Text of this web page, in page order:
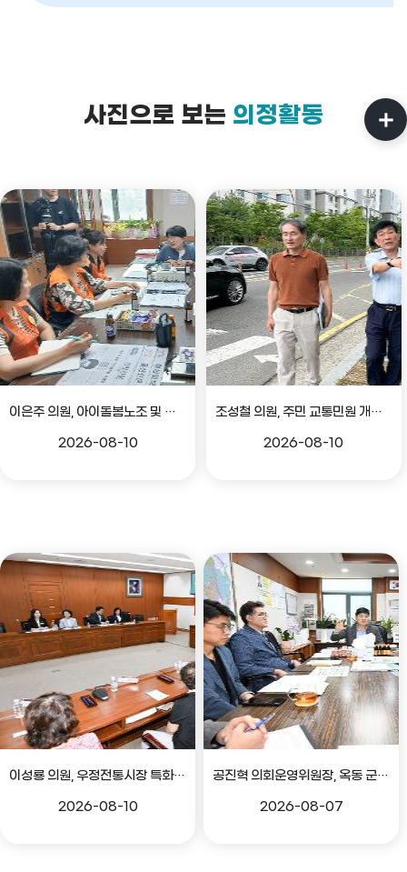
사진으로 보는 의정활동
이은주 의원, 아이돌봄노조 및 노인생활지원사노조 관련 간담회
2026-08-10
조성철 의원, 주민 교통민원 개선 위한 현장방문
2026-08-10
이성룡 의원, 우정전통시장 특화골목 조성 의견 청취
2026-08-10
공진혁 의회운영위원장, 옥동 군부대 이전지 양동마을 주민지원사업 점검
2026-08-07